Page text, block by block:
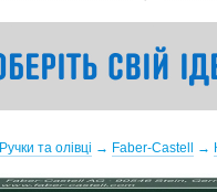
Ручки та олівці → Faber-Castell →